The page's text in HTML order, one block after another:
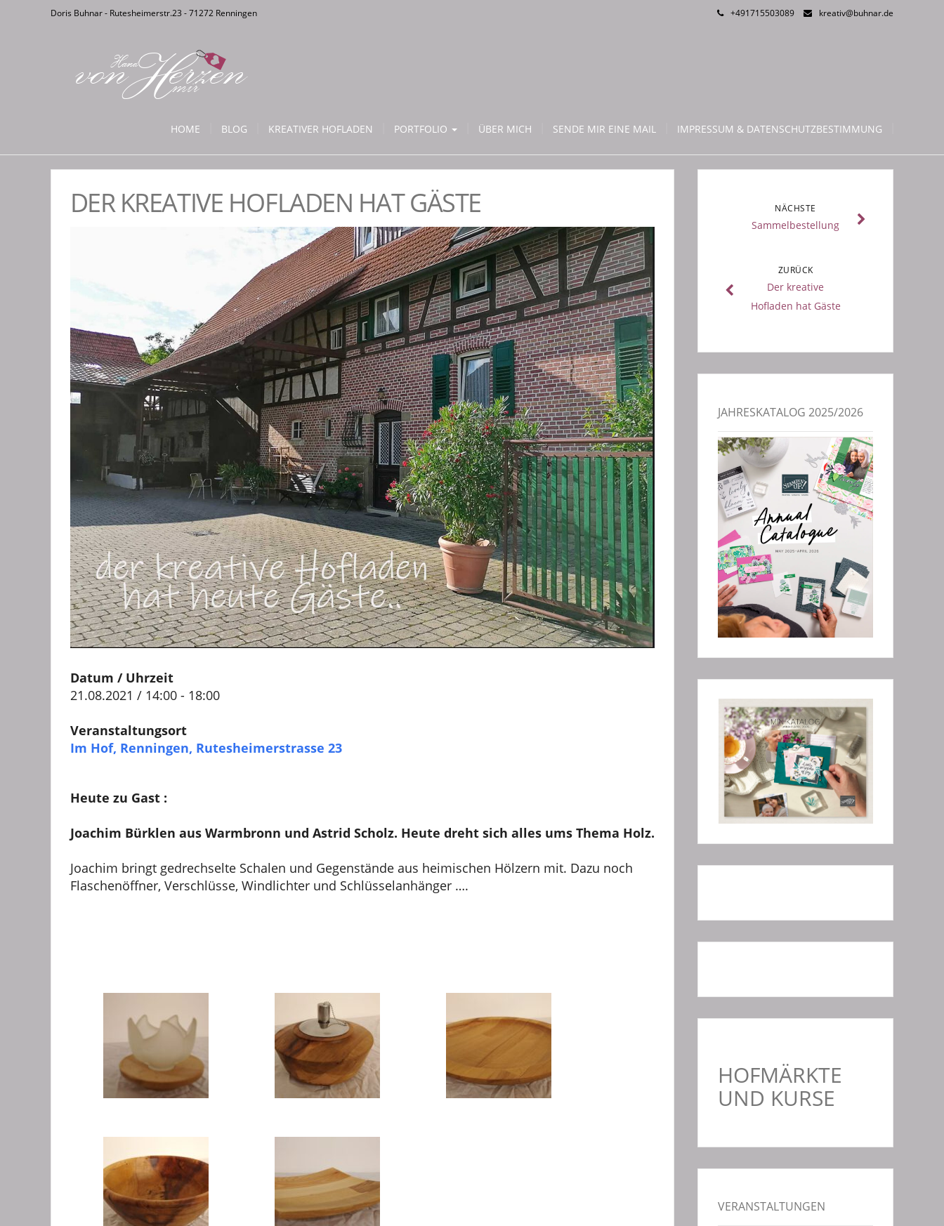
Doris Buhnar - Rutesheimerstr.23 - 71272 Renningen +491715503089 kreativ@buhnar.de
HOME BLOG KREATIVER HOFLADEN PORTFOLIO ÜBER MICH SENDE MIR EINE MAIL IMPRESSUM & DATENSCHUTZBESTIMMUNG
DER KREATIVE HOFLADEN HAT GÄSTE
Datum / Uhrzeit
21.08.2021 / 14:00 - 18:00
Veranstaltungsort
Im Hof, Renningen, Rutesheimerstrasse 23
Heute zu Gast :
Joachim Bürklen aus Warmbronn und Astrid Scholz. Heute dreht sich alles ums Thema Holz.
Joachim bringt gedrechselte Schalen und Gegenstände aus heimischen Hölzern mit. Dazu noch
Flaschenöffner, Verschlüsse, Windlichter und Schlüsselanhänger ….
NÄCHSTE
Sammelbestellung
ZURÜCK
Der kreative
Hofladen hat Gäste
JAHRESKATALOG 2025/2026
HOFMÄRKTE
UND KURSE
VERANSTALTUNGEN